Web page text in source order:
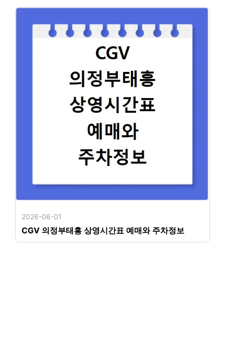
2026-06-01
CGV 의정부태흥 상영시간표 예매와 주차정보